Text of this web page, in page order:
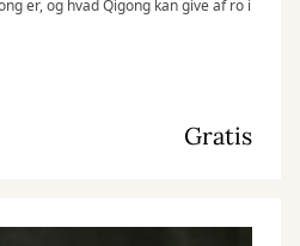
er, og hvad Qigong kan give af ro i
Gratis